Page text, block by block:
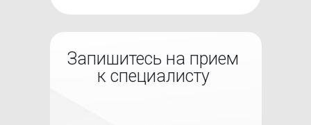
Запишитесь на прием
к специалисту